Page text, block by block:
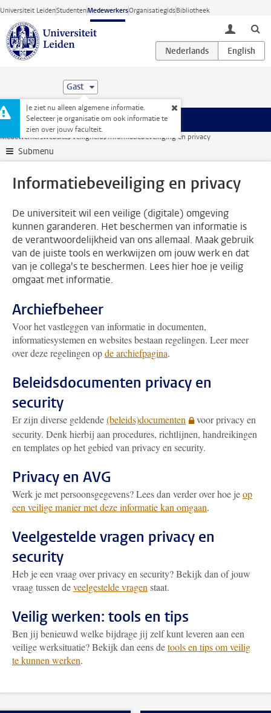
Ga direct naar de inhoud
Universiteit LeidenStudentenMedewerkersOrganisatiegidsBibliotheek
toggle
Gast
Je ziet nu alleen algemene informatie.
Selecteer je organisatie om ook informatie te
zien over jouw faculteit.
Menu
Medewerkerswebsite Veiligheid Informatiebeveiliging en privacy
Submenu
Informatiebeveiliging en privacy
De universiteit wil een veilige (digitale) omgeving
kunnen garanderen. Het beschermen van informatie is
de verantwoordelijkheid van ons allemaal. Maak gebruik
van de juiste tools en werkwijzen om jouw werk en dat
van je collega's te beschermen. Lees hier hoe je veilig
omgaat met informatie.
Archiefbeheer
Voor het vastleggen van informatie in documenten,
informatiesystemen en websites bestaan regelingen. Leer meer
over deze regelingen opde archiefpagina.
Beleidsdocumenten privacy en
security
Er zijn diverse geldende(beleids)documenten
voor privacy en
security. Denk hierbij aan procedures, richtlijnen, handreikingen
en templates op het gebied van privacy en security.
Privacy en AVG
Werk je met persoonsgegevens? Lees dan verder over hoe jeop
een veilige manier met deze informatie kan omgaan.
Veelgestelde vragen privacy en
security
Heb je een vraag over privacy en security? Bekijk dan of jouw
vraag tussen deveelgestelde vragenstaat.
Veilig werken: tools en tips
Ben jij benieuwd welke bijdrage jij zelf kunt leveren aan een
veilige werksituatie? Bekijk dan eens detools en tips om veilig
te kunnen werken.